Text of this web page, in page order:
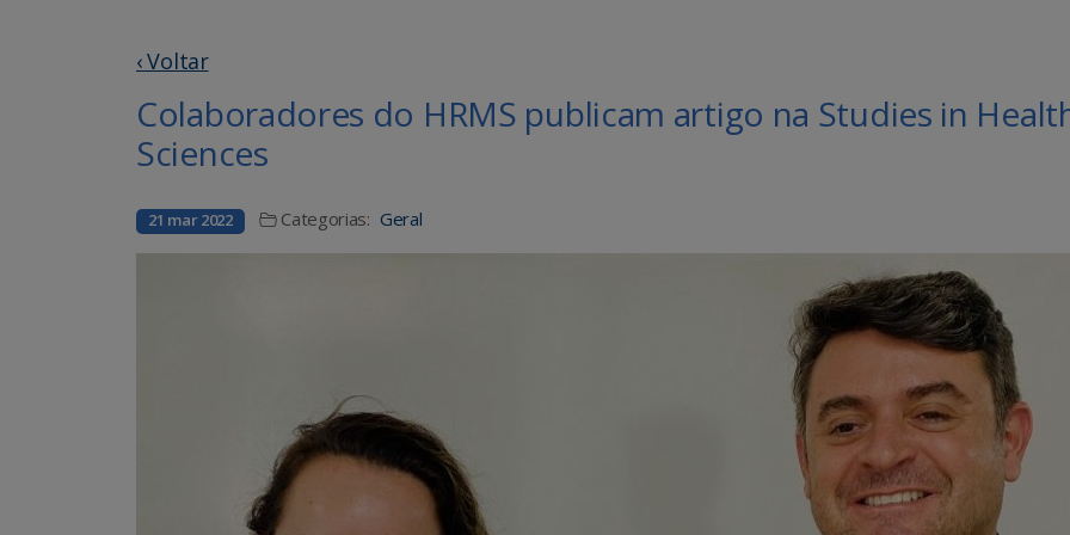
‹ Voltar
Colaboradores do HRMS publicam artigo na Studies in
Sciences
21 mar 2022 Categorias: Geral